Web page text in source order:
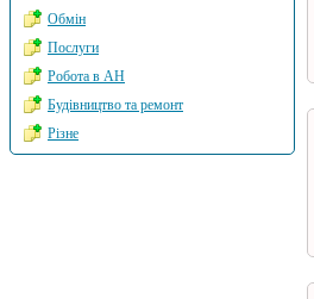
Обмін
Послуги
Робота в АН
Будівництво та ремонт
Різне